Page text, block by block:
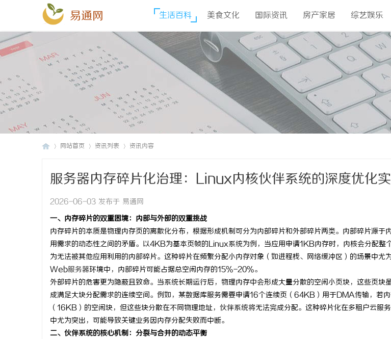
易通网 生活百科 美食文化 国际资讯 房产家居 综艺娱乐
网站首页 资讯列表 资讯内容
服务器内存碎片化治理：Linux内核伙伴系统的深度优化
2026-06-03 发布于 易通网
一、内存碎片的双重困境：内部与外部的双重挑战
内存碎片的本质是物理内存页的离散化分布，根据形成机制可分为内部碎片和外部碎片两类。内部碎片源于
用需求的动态性之间的矛盾。以4KB为基本页帧的Linux系统为例，当应用申请1KB内存时，内核会分配
为无法被其他应用利用的内部碎片。这种碎片在频繁分配小内存对象（如进程栈、网络缓冲区）的场景中尤
Web服务器环境中，内部碎片可能占据总空闲内存的15%-20%。
外部碎片的危害更为隐蔽且致命。当系统长期运行后，物理内存中会形成大量分散的空闲小页块，这些页块
成满足大块分配需求的连续空间。例如，某数据库服务需要申请16个连续页（64KB）用于DMA传输，若
（16KB）的空闲块，但这些块分散在不同物理地址，伙伴系统将无法完成分配。这种碎片化在多租户云服
中尤为突出，可能导致关键业务因内存分配失败而中断。
二、伙伴系统的核心机制：分裂与合并的动态平衡